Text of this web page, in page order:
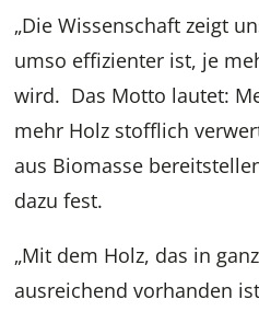
„Die Wissenschaft zeigt
umso effizienter ist, je
wird. Das Motto lautet:
mehr Holz stofflich
aus Biomasse
dazu fest.
„Mit dem Holz, das in
ausreichend vorhanden